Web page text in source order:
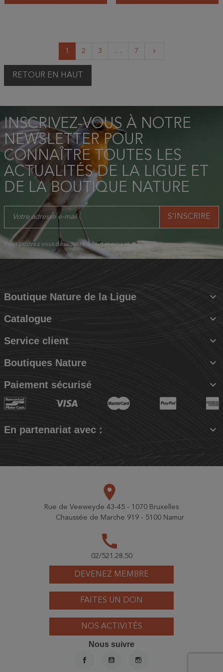
1 2 3 … 7 keyboard_arrow_right
RETOUR EN HAUT
INSCRIVEZ-VOUS À NOTRE
NEWSLETTER POUR
CONNAÎTRE TOUTES LES
ACTUALITÉS DE LA LIGUE ET
DE LA BOUTIQUE NATURE
Vous pouvez vous désinscrire à tout moment.
Boutique Nature de la Ligue 
Catalogue 
Service client 
Boutiques Nature 
Paiement sécurisé 
En partenariat avec : 
DEVENEZ MEMBRE
FAITES UN DON
NOS ACTIVITÉS
place
Rue de Veeweyde 43-45 - 1070 Bruxelles
Chaussée de Marche 919 - 5100 Namur
call
02/521.28.50
Nous suivre